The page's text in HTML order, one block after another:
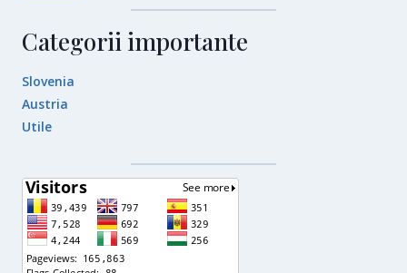
Categorii importante
Slovenia
Austria
Utile